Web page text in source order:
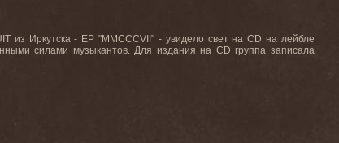
из Иркутска - EP "MMCCCVII" - увидело свет на CD на лейбле
силами музыкантов. Для издания на CD группа записала